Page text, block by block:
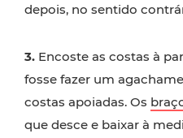
depois, no sentido
3. Encoste as costas à
fosse fazer um
costas apoiadas. Os
que desce e baixar à